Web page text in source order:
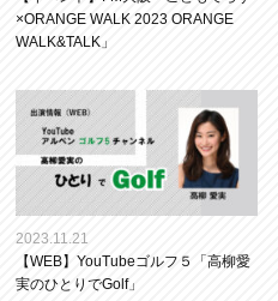
×ORANGE WALK 2023 ORANGE
WALK&TALK」
2023.11.21
【WEB】YouTubeゴルフ５「高柳愛
実のひとりでGolf」